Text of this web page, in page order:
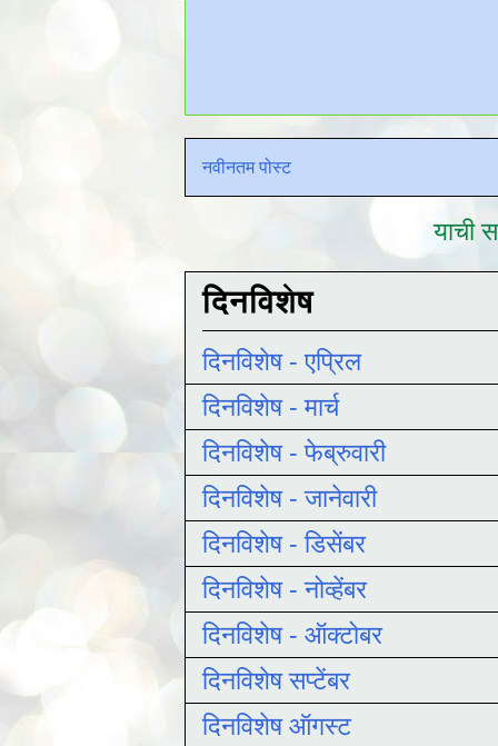
नवीनतम पोस्ट
याची
दिनविशेष
दिनविशेष - एप्रिल
दिनविशेष - मार्च
दिनविशेष - फेब्रुवारी
दिनविशेष - जानेवारी
दिनविशेष - डिसेंबर
दिनविशेष - नोव्हेंबर
दिनविशेष - ऑक्टोबर
दिनविशेष सप्टेंबर
दिनविशेष ऑगस्ट